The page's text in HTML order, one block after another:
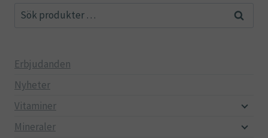
Sök
Sök
Erbjudanden
Nyheter
Vitaminer
Mineraler